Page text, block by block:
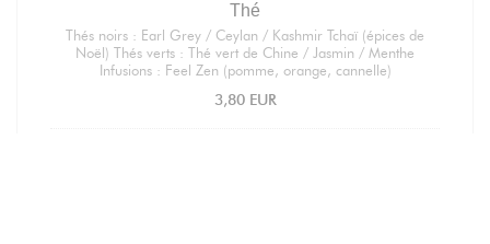
Thé
Thés noirs : Earl Grey / Ceylan / Kashmir Tchaï (épices de
Noël) Thés verts : Thé vert de Chine / Jasmin / Menthe
Infusions : Feel Zen (pomme, orange, cannelle)
3,80 EUR